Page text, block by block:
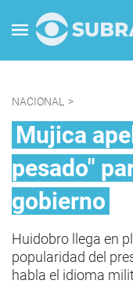
NACIONAL >
Mujica
pesado"
gobierno
Huidobro llega en
popularidad del
habla el idioma